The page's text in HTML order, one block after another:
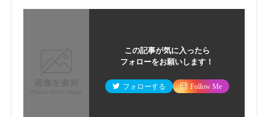
この記事が気に入ったら
フォローをお願いします！
フォローする Follow Me